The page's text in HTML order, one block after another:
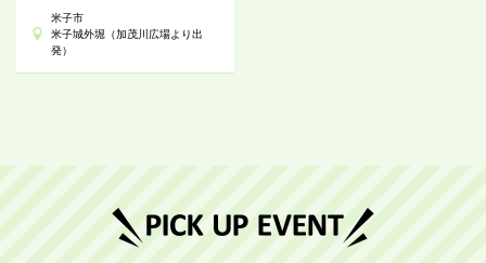
米子市
米子城外堀（加茂川広場より出
発）